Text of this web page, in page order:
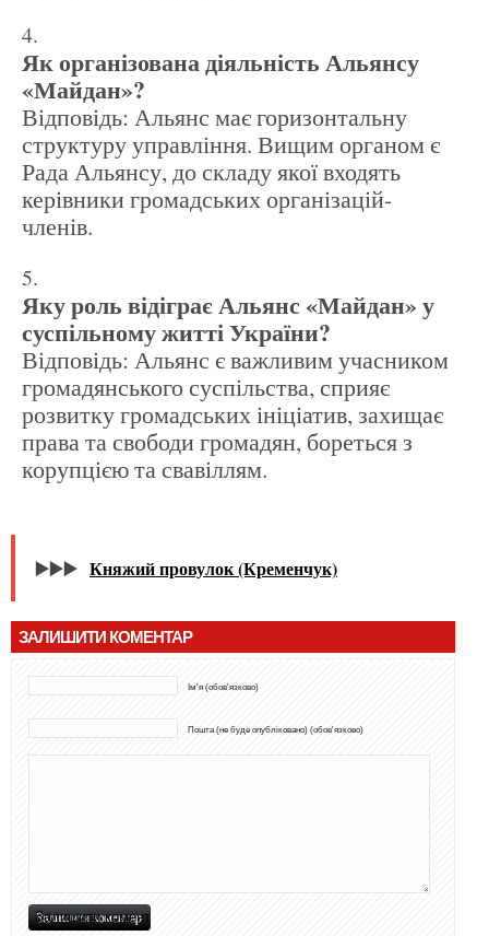
Як організована діяльність Альянсу
«Майдан»?
Відповідь: Альянс має горизонтальну
структуру управління. Вищим органом є
Рада Альянсу, до складу якої входять
керівники громадських організацій-
членів.
Яку роль відіграє Альянс «Майдан» у
суспільному житті України?
Відповідь: Альянс є важливим учасником
громадянського суспільства, сприяє
розвитку громадських ініціатив, захищає
права та свободи громадян, бореться з
корупцією та свавіллям.
▶️▶️▶️ Княжий провулок (Кременчук)
ЗАЛИШИТИ КОМЕНТАР
Ім'я (обов'язково)
Пошта (не буде опубліковано) (обов'язково)